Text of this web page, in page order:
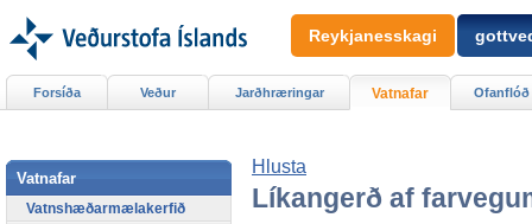
Hlusta
Líkangerð af
Forsíða Veður Jarðhræringar Vatnafar Ofanflóð
Vatnafar
Vatnshæðarmælakerfið
Reykjanesskagi